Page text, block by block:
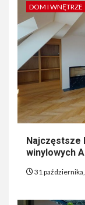
DOM I WNĘTRZE
Najczęstsze
winylowych
31